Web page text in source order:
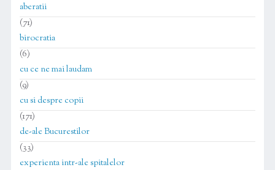
aberatii
(71)
birocratia
(6)
cu ce ne mai laudam
(9)
cu si despre copii
(171)
de-ale Bucurestilor
(33)
experienta intr-ale spitalelor